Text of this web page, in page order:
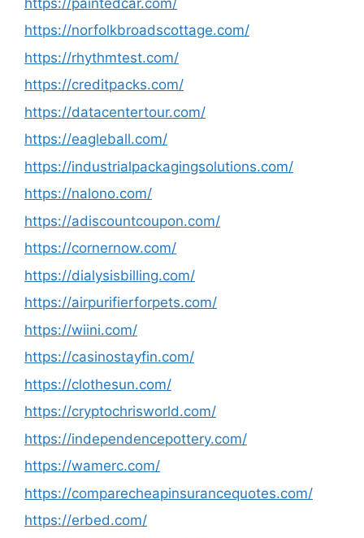
https://norfolkbroadscottage.com/
https://rhythmtest.com/
https://creditpacks.com/
https://datacentertour.com/
https://eagleball.com/
https://industrialpackagingsolutions.com/
https://nalono.com/
https://adiscountcoupon.com/
https://cornernow.com/
https://dialysisbilling.com/
https://airpurifierforpets.com/
https://wiini.com/
https://casinostayfin.com/
https://clothesun.com/
https://cryptochrisworld.com/
https://independencepottery.com/
https://wamerc.com/
https://comparecheapinsurancequotes.com/
https://erbed.com/